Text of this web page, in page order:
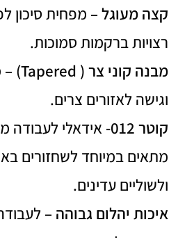
קצה מעוגל – מפחית סיכון
רצויות ברקמות סמוכות.
מבנה קוני צר ( Tapered) –
וגישה לאזורים צרים.
קוטר 012-
אידאלי לעבודה
מתאים במיוחד לשחזורים
ולשוליים עדינים.
איכות יהלום גבוהה –